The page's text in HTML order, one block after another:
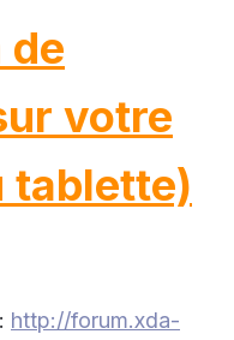
de
votre
tablette)
http://forum.xda-